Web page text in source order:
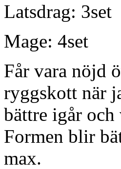
Latsdrag: 3set
Mage: 4set
Får vara nöjd
ryggskott när
bättre igår
Formen blir
max.